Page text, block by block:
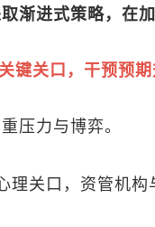
渐进式策略，在
键关口，干预预
压力与博弈。
理关口，资管机